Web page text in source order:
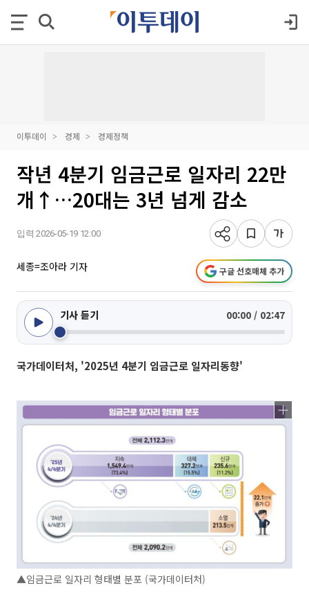
이투데이 경제 경제정책
작년 4분기 임금근로 일자리 22만
개↑…20대는 3년 넘게 감소
입력 2026-05-19 12:00
세종=조아라 기자 구글 선호매체 추가
기사 듣기 00:00 / 02:47
국가데이터처, '2025년 4분기 임금근로 일자리동향'
▲임금근로 일자리 형태별 분포 (국가데이터처)